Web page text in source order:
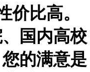
价比高。
国内高校
的满意是